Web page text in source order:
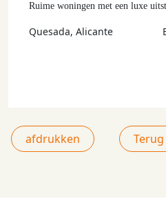
Ruime woningen met een luxe
Quesada, Alicante
afdrukken Terug